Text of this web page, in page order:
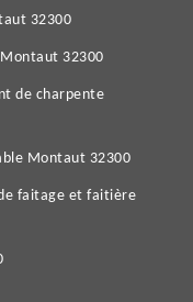
32300
32300
de charpente
Montaut 32300
faitage et faitière